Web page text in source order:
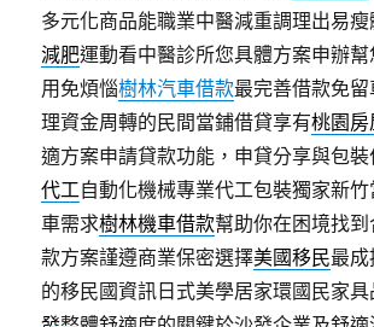
多元化商品能職業中醫減重調理出易瘦
減肥運動看中醫診所您具體方案申辦
用免煩惱樹林汽車借款最完善借款免
理資金周轉的民間當鋪借貸享有桃園
適方案申請貸款功能，申貸分享與包
代工自動化機械專業代工包裝獨家新
車需求樹林機車借款幫助你在困境找
款方案謹遵商業保密選擇美國移民最
的移民國資訊日式美學居家環國民家